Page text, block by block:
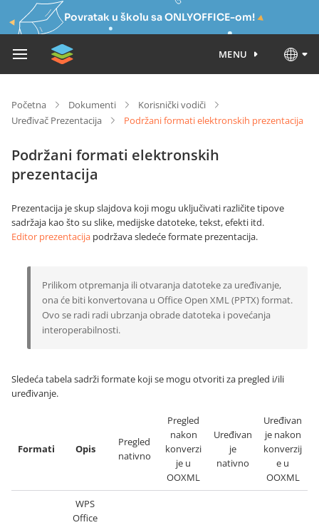
Povratak u školu sa ONLYOFFICE-om!
MENU
Početna Dokumenti
Korisnički vodiči
Uređivač Prezentacija
Podržani formati elektronskih prezentacija
Podržani formati elektronskih
prezentacija
Prezentacija je skup slajdova koji mogu uključivati različite tipove
sadržaja kao što su slike, medijske datoteke, tekst, efekti itd.
Editor prezentacija podržava sledeće formate prezentacija.
Prilikom otpremanja ili otvaranja datoteke za uređivanje,
ona će biti konvertovana u Office Open XML (PPTX) format.
Ovo se radi radi ubrzanja obrade datoteka i povećanja
interoperabilnosti.
Sledeća tabela sadrži formate koji se mogu otvoriti za pregled i/ili
uređivanje.
Formati Opis
Pregled
nativno
Pregled
nakon
konverzi
je u
OOXML
Uređivan
je
nativno
Uređivan
je nakon
konverzij
e u
OOXML
WPS
Office